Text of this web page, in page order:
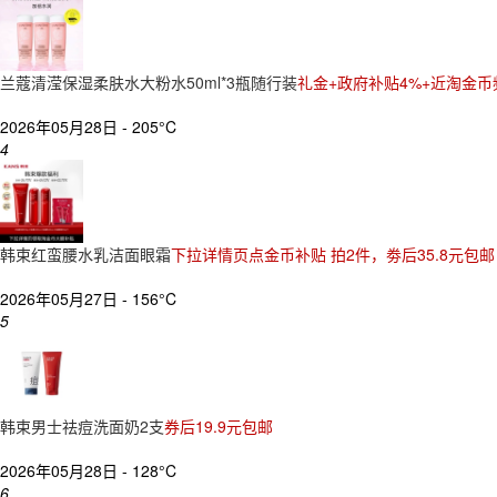
兰蔻清滢保湿柔肤水大粉水50ml*3瓶随行装礼金+政府补贴4%+近淘金
2026年05月28日 - 205°C
4
韩束红蛮腰水乳洁面眼霜下拉详情页点金币补贴 拍2件，劵后35.8元包邮
2026年05月27日 - 156°C
5
韩束男士祛痘洗面奶2支券后19.9元包邮
2026年05月28日 - 128°C
6